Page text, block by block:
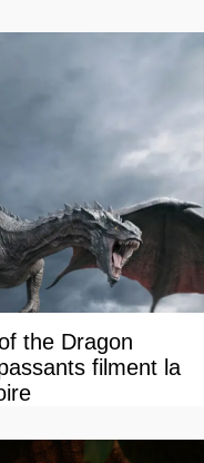
the Dragon
filment la